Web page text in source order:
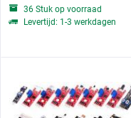
36 Stuk op voorraad
Levertijd: 1-3 werkdagen